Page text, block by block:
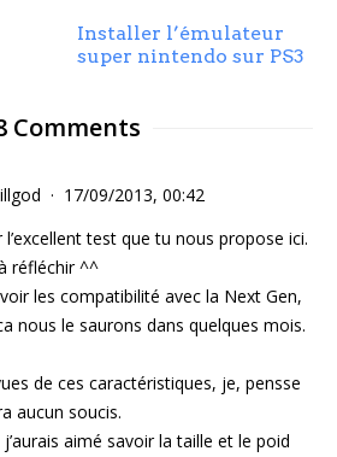
Installer l’émulateur
super nintendo sur PS3
Comments
17/09/2013, 00:42
test que tu nous propose ici.
réfléchir ^^
les compatibilité avec la Next Gen,
nous le saurons dans quelques mois.
de ces caractéristiques, je, pensse
aucun soucis.
aimé savoir la taille et le poid